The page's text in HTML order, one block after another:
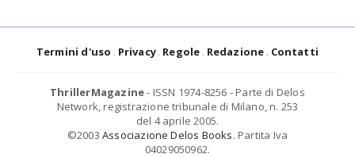
Termini d'uso Privacy Regole Redazione Contatti
ThrillerMagazine- ISSN 1974-8256 - Parte di Delos
Network, registrazione tribunale di Milano, n. 253
del 4 aprile 2005.
©2003 Associazione Delos Books. Partita Iva
04029050962.